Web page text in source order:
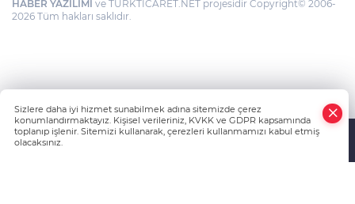
HABER YAZILIMI ve TURKTICARET.NET projesidir Copyright© 2006-
2026 Tüm hakları saklıdır.
Sizlere daha iyi hizmet sunabilmek adına sitemizde çerez
konumlandırmaktayız. Kişisel verileriniz, KVKK ve GDPR kapsamında
toplanıp işlenir. Sitemizi kullanarak, çerezleri kullanmamızı kabul etmiş
olacaksınız.